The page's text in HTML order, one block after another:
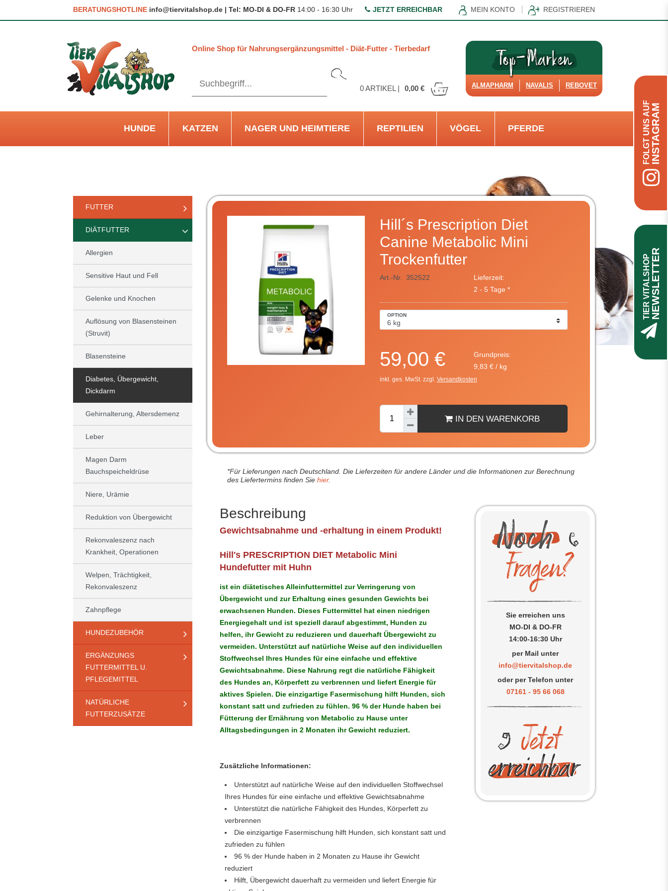
BERATUNGSHOTLINE info@tiervitalshop.de | Tel: MO-DI & DO-FR 14:00 - 16:30 Uhr JETZT ERREICHBAR MEIN KONTO REGISTRIEREN
Online Shop für Nahrungsergänzungsmittel - Diät-Futter - Tierbedarf
0ARTIKEL | 0,00 € ALMAPHARM NAVALIS REBOVET
HUNDE KATZEN NAGER UND HEIMTIERE REPTILIEN VÖGEL PFERDE
FUTTER
DIÄTFUTTER
Allergien
Sensitive Haut und Fell
Gelenke und Knochen
Auflösung von Blasensteinen
(Struvit)
Blasensteine
Diabetes, Übergewicht,
Dickdarm
Gehirnalterung, Altersdemenz
Leber
Magen Darm
Bauchspeicheldrüse
Niere, Urämie
Reduktion von Übergewicht
Rekonvaleszenz nach
Krankheit, Operationen
Welpen, Trächtigkeit,
Rekonvaleszenz
Zahnpflege
HUNDEZUBEHÖR
ERGÄNZUNGS
FUTTERMITTEL U.
PFLEGEMITTEL
NATÜRLICHE
FUTTERZUSÄTZE
Hill´s Prescription Diet
Canine Metabolic Mini
Trockenfutter
Art.-Nr. 352522
Lieferzeit:
2 - 5 Tage *
OPTION
59,00 €
Grundpreis:
9,83 € / kg
inkl. ges. MwSt. zzgl. Versandkosten
IN DEN WARENKORB
*Für Lieferungen nach Deutschland. Die Lieferzeiten für andere Länder und die Informationen zur Berechnung
des Liefertermins finden Sie hier.
Sie erreichen uns
MO-DI & DO-FR
14:00-16:30 Uhr
per Mail unter
info@tiervitalshop.de
oder per Telefon unter
07161 - 95 66 068
Beschreibung
Gewichtsabnahme und -erhaltung in einem Produkt!
Hill's PRESCRIPTION DIET Metabolic Mini
Hundefutter mit Huhn
ist ein diätetisches Alleinfuttermittel zur Verringerung von
Übergewicht und zur Erhaltung eines gesunden Gewichts bei
erwachsenen Hunden. Dieses Futtermittel hat einen niedrigen
Energiegehalt und ist speziell darauf abgestimmt, Hunden zu
helfen, ihr Gewicht zu reduzieren und dauerhaft Übergewicht zu
vermeiden. Unterstützt auf natürliche Weise auf den individuellen
Stoffwechsel Ihres Hundes für eine einfache und effektive
Gewichtsabnahme. Diese Nahrung regt die natürliche Fähigkeit
des Hundes an, Körperfett zu verbrennen und liefert Energie für
aktives Spielen. Die einzigartige Fasermischung hilft Hunden, sich
konstant satt und zufrieden zu fühlen. 96 % der Hunde haben bei
Fütterung der Ernährung von Metabolic zu Hause unter
Alltagsbedingungen in 2 Monaten ihr Gewicht reduziert.
Zusätzliche Informationen:
Unterstützt auf natürliche Weise auf den individuellen Stoffwechsel
Ihres Hundes für eine einfache und effektive Gewichtsabnahme
Unterstützt die natürliche Fähigkeit des Hundes, Körperfett zu
verbrennen
Die einzigartige Fasermischung hilft Hunden, sich konstant satt und
zufrieden zu fühlen
96 % der Hunde haben in 2 Monaten zu Hause ihr Gewicht
reduziert
Hilft, Übergewicht dauerhaft zu vermeiden und liefert Energie für
FOLGT UNS AUFINSTAGRAM
TIER VITALSHOPNEWSLETTER